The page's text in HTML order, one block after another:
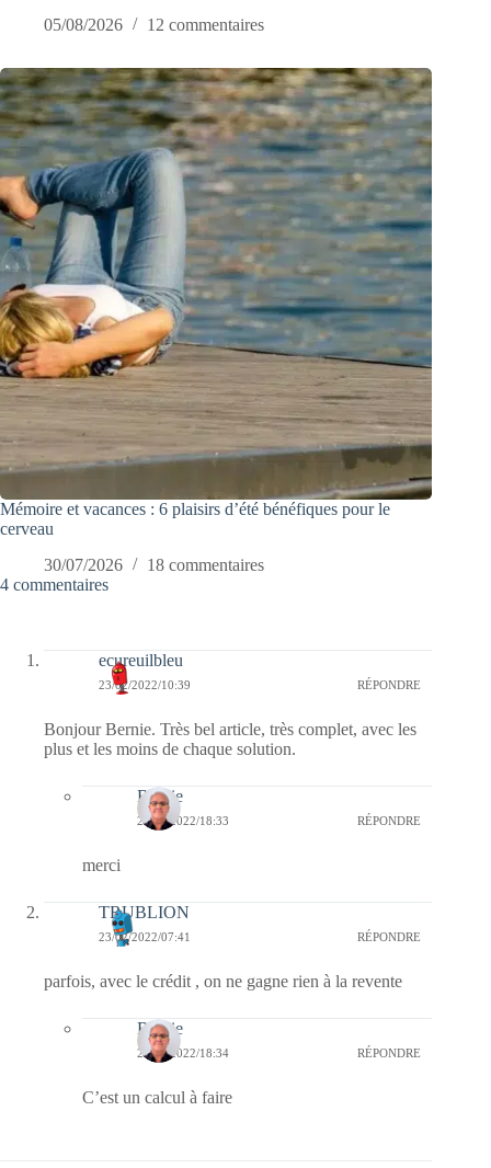
05/08/2026
12 commentaires
Mémoire et vacances : 6 plaisirs d’été bénéfiques pour le
cerveau
30/07/2026
18 commentaires
4 commentaires
ecureuilbleu
23/02/2022/10:39 RÉPONDRE
Bonjour Bernie. Très bel article, très complet, avec les
plus et les moins de chaque solution.
Bernie
25/02/2022/18:33 RÉPONDRE
merci
TRUBLION
23/02/2022/07:41 RÉPONDRE
parfois, avec le crédit , on ne gagne rien à la revente
Bernie
25/02/2022/18:34 RÉPONDRE
C’est un calcul à faire